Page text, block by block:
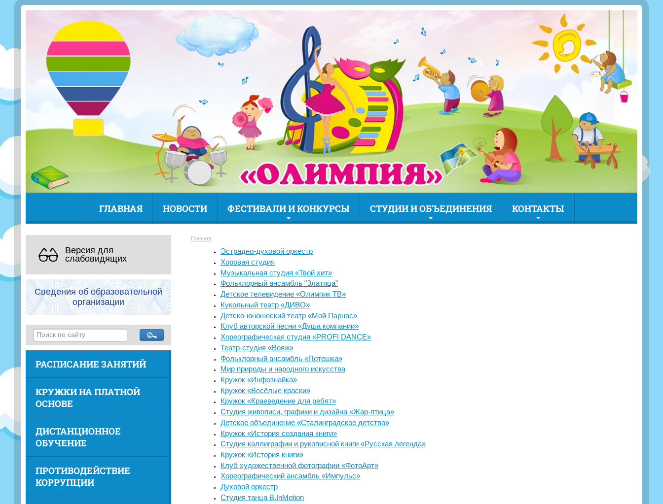
ГЛАВНАЯ НОВОСТИ ФЕСТИВАЛИ И КОНКУРСЫ СТУДИИ И ОБЪЕДИНЕНИЯ КОНТАКТЫ
Версия для
слабовидящих
Сведения об образовательной
организации
РАСПИСАНИЕ ЗАНЯТИЙ
КРУЖКИ НА ПЛАТНОЙ
ОСНОВЕ
ДИСТАНЦИОННОЕ
ОБУЧЕНИЕ
ПРОТИВОДЕЙСТВИЕ
КОРРУПЦИИ
Главная
Эстрадно-духовой оркестр
Хоровая студия
Музыкальная студия «Твой хит»
Фольклорный ансамбль "Златица"
Детское телевидение «Олимпик ТВ»
Кукольный театр «ДИВО»
Детско-юношеский театр «Мой Парнас»
Клуб авторской песни «Душа компании»
Хореографическая студия «PROFI DANCE»
Театр-студия «Вояж»
Фольклорный ансамбль «Потешка»
Мир природы и народного искусства
Кружок «Инфознайка»
Кружок «Весёлые краски»
Кружок «Краеведение для ребят»
Студия живописи, графики и дизайна «Жар-птица»
Детское объединение «Сталинградское детство»
Кружок «История создания книги»
Студия каллиграфии и рукописной книги «Русская легенда»
Кружок «История книги»
Клуб художественной фотографии «ФотоАрт»
Хореографический ансамбль «Импульс»
Духовой оркестр
Студия танца B.InMotion